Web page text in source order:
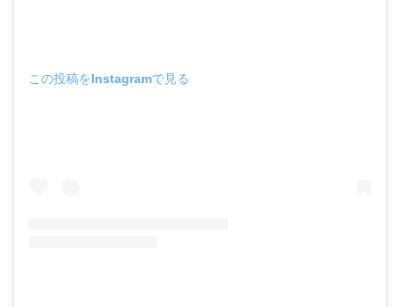
この投稿をInstagramで見る